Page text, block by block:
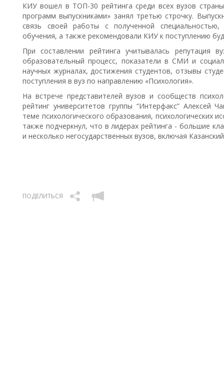
КИУ вошел в ТОП-30 рейтинга среди всех вузов
программ выпускниками» занял третью строчку.
связь своей работы с полученной специальностью,
обучения, а также рекомендовали КИУ к поступлению
При составлении рейтинга учитывалась репутация
образовательный процесс, показатели в СМИ и
научных журналах, достижения студентов, отзывы
поступления в вуз по направлению «Психология».
На встрече представителей вузов и сообществ
рейтинг университетов группы “Интерфакс” Алексей
теме психологического образования, психологических
также подчеркнул, что в лидерах рейтинга - большие
и несколько негосударственных вузов, включая
ПОДЕЛИТЬСЯ